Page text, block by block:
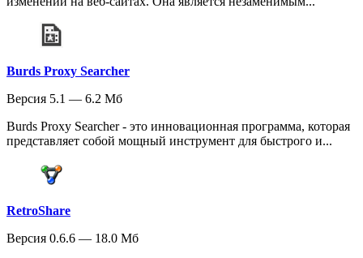
Burds Proxy Searcher
Версия 5.1 — 6.2 Мб
Burds Proxy Searcher - это инновационная программа, которая
представляет собой мощный инструмент для быстрого и...
RetroShare
Версия 0.6.6 — 18.0 Мб